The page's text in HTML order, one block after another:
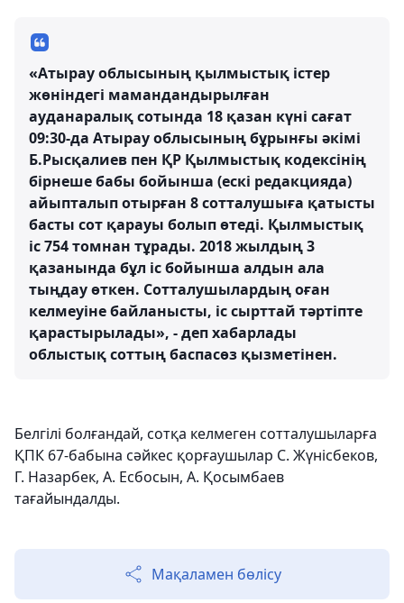
«Атырау облысының қылмыстық істер
жөніндегі мамандандырылған
ауданаралық сотында 18 қазан күні сағат
09:30-да Атырау облысының бұрынғы әкімі
Б.Рысқалиев пен ҚР Қылмыстық кодексінің
бірнеше бабы бойынша (ескі редакцияда)
айыпталып отырған 8 сотталушыға қатысты
басты сот қарауы болып өтеді. Қылмыстық
іс 754 томнан тұрады. 2018 жылдың 3
қазанында бұл іс бойынша алдын ала
тыңдау өткен. Сотталушылардың оған
келмеуіне байланысты, іс сырттай тәртіпте
қарастырылады», - деп хабарлады
облыстық соттың баспасөз қызметінен.
Белгілі болғандай, сотқа келмеген сотталушыларға
ҚПК 67-бабына сәйкес қорғаушылар С. Жүнісбеков,
Г. Назарбек, А. Есбосын, А. Қосымбаев
тағайындалды.
Мақаламен бөлісу